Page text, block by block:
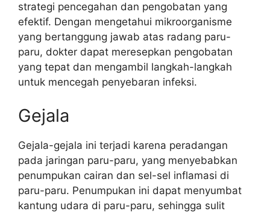
strategi pencegahan dan pengobatan yang
efektif. Dengan mengetahui mikroorganisme
yang bertanggung jawab atas radang paru-
paru, dokter dapat meresepkan pengobatan
yang tepat dan mengambil langkah-langkah
untuk mencegah penyebaran infeksi.
Gejala
Gejala-gejala ini terjadi karena peradangan
pada jaringan paru-paru, yang menyebabkan
penumpukan cairan dan sel-sel inflamasi di
paru-paru. Penumpukan ini dapat menyumbat
kantung udara di paru-paru, sehingga sulit